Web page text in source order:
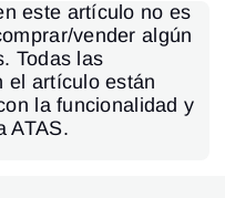
este artículo no es
vender algún
Todas las
el artículo están
la funcionalidad y
ATAS.